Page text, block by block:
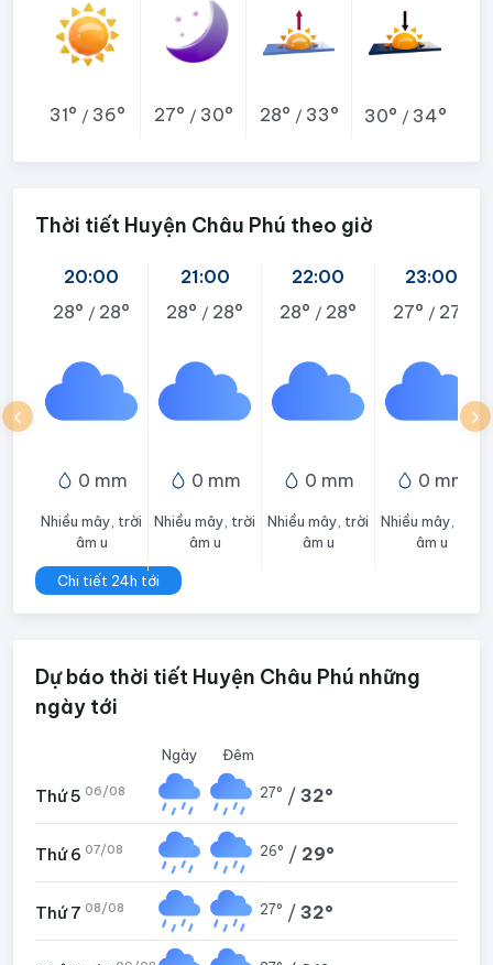
31° / 36° 27° / 30° 28° / 33° 30° / 34°
Thời tiết Huyện Châu Phú theo giờ
20:00
28° / 28°
0 mm
Nhiều mây, trời
âm u
21:00
28° / 28°
0 mm
Nhiều mây, trời
âm u
22:00
28° / 28°
0 mm
Nhiều mây, trời
âm u
23:00
27° / 27°
0 mm
Nhiều mây, trời
âm u
Chi tiết 24h tới
Dự báo thời tiết Huyện Châu Phú những
ngày tới
Ngày Đêm
Thứ 5 06/08 27° / 32°
Thứ 6 07/08 26° / 29°
Thứ 7 08/08 27° / 32°